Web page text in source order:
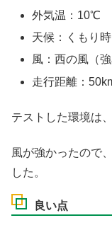
外気温：10℃
天候：くもり
風：西の風（強
走行距離：
テストした環境は
風が強かったので
した。
良い点